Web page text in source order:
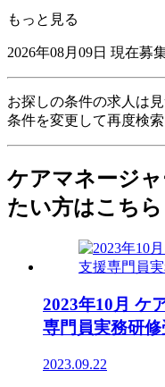
もっと見る
2026年08月09日 現在募
お探しの条件の求人は
条件を変更して再度検索
ケアマネージ
たい方はこちら
2023年10月 ケ
専門員実務研修
2023.09.22